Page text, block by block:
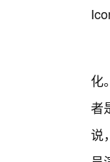
化
者
说